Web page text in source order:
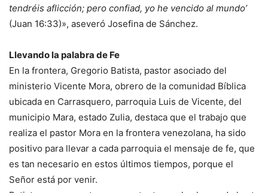
tendréis aflicción; pero confiad, yo he vencido al mundo’
(Juan 16:33)», aseveró Josefina de Sánchez.
Llevando la palabra de Fe
En la frontera, Gregorio Batista, pastor asociado del
ministerio Vicente Mora, obrero de la comunidad Bíblica
ubicada en Carrasquero, parroquia Luis de Vicente, del
municipio Mara, estado Zulia, destaca que el trabajo que
realiza el pastor Mora en la frontera venezolana, ha sido
positivo para llevar a cada parroquia el mensaje de fe, que
es tan necesario en estos últimos tiempos, porque el
Señor está por venir.